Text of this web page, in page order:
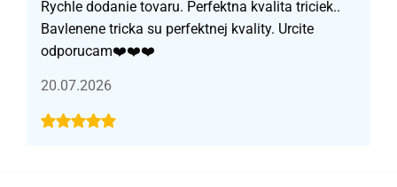
Rychle dodanie tovaru. Perfektna kvalita triciek..
Bavlenene tricka su perfektnej kvality. Urcite
odporucam❤️❤️❤️
20.07.2026